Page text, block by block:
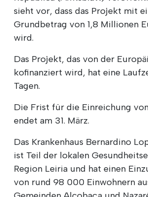
Die Ankündigung, die am
República (Amtsblatt)
sieht vor, dass das Projekt mit
wird.
Das Projekt, das von der
Tagen.
endet am 31. März.